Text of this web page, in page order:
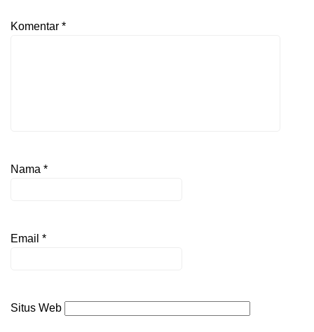
Komentar *
Nama *
Email *
Situs Web